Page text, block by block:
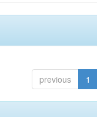
previous 1